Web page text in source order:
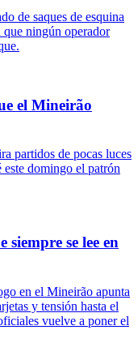
de saques de esquina
que ningún operador
el Mineirão
partidos de pocas luces
domingo el patrón
se lee en
en el Mineirão apunta
y tensión hasta el
vuelve a poner el